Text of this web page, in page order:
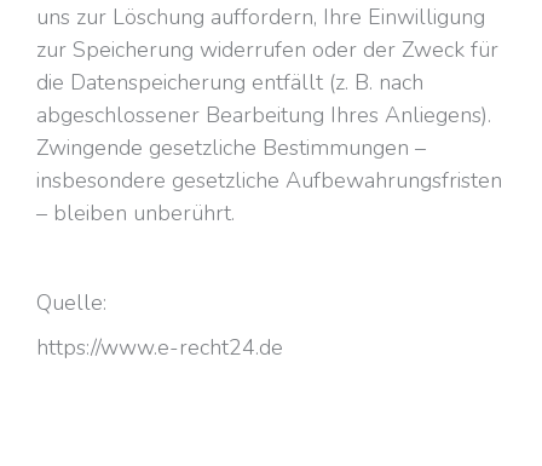
uns zur Löschung auffordern, Ihre Einwilligung
zur Speicherung widerrufen oder der Zweck für
die Datenspeicherung entfällt (z. B. nach
abgeschlossener Bearbeitung Ihres Anliegens).
Zwingende gesetzliche Bestimmungen –
insbesondere gesetzliche Aufbewahrungsfristen
– bleiben unberührt.
Quelle:
https://www.e-recht24.de